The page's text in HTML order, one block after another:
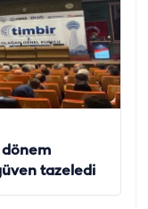
dönem
tazeledi